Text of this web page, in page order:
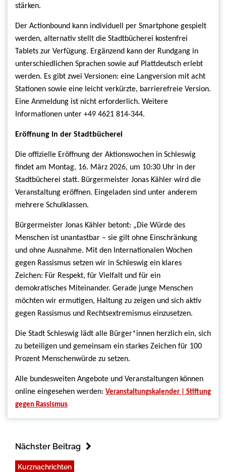
stärken.
Der Actionbound kann individuell per Smartphone gespielt
werden, alternativ stellt die Stadtbücherei kostenfrei
Tablets zur Verfügung. Ergänzend kann der Rundgang in
unterschiedlichen Sprachen sowie auf Plattdeutsch erlebt
werden. Es gibt zwei Versionen: eine Langversion mit acht
Stationen sowie eine leicht verkürzte, barrierefreie Version.
Eine Anmeldung ist nicht erforderlich. Weitere
Informationen unter +49 4621 814-344.
Eröffnung in der Stadtbücherei
Die offizielle Eröffnung der Aktionswochen in Schleswig
findet am Montag, 16. März 2026, um 10:30 Uhr in der
Stadtbücherei statt. Bürgermeister Jonas Kähler wird die
Veranstaltung eröffnen. Eingeladen sind unter anderem
mehrere Schulklassen.
Bürgermeister Jonas Kähler betont: „Die Würde des
Menschen ist unantastbar – sie gilt ohne Einschränkung
und ohne Ausnahme. Mit den Internationalen Wochen
gegen Rassismus setzen wir in Schleswig ein klares
Zeichen: Für Respekt, für Vielfalt und für ein
demokratisches Miteinander. Gerade junge Menschen
möchten wir ermutigen, Haltung zu zeigen und sich aktiv
gegen Rassismus und Rechtsextremismus einzusetzen.
Die Stadt Schleswig lädt alle Bürger*innen herzlich ein, sich
zu beteiligen und gemeinsam ein starkes Zeichen für 100
Prozent Menschenwürde zu setzen.
Alle bundesweiten Angebote und Veranstaltungen können
online eingesehen werden: Veranstaltungskalender | Stiftung
gegen Rassismus
Nächster Beitrag
Kurznachrichten